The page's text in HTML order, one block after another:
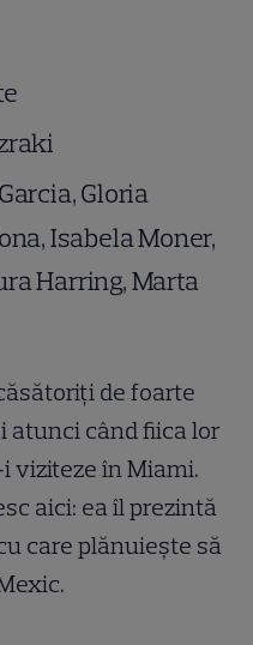
Gloria
Isabela Moner,
Harring, Marta
de foarte
când fiica lor
viziteze în Miami.
aici: ea îl prezintă
care plănuieşte să